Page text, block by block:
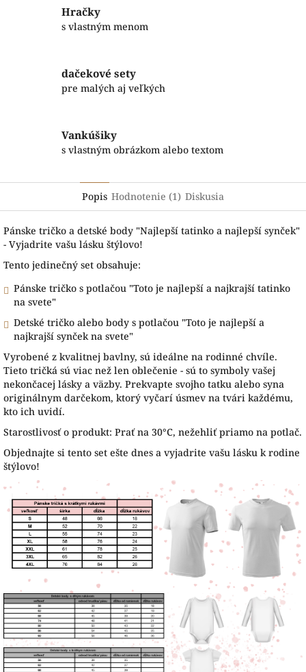
Hračky
s vlastným menom
dačekové sety
pre malých aj veľkých
Vankúšiky
s vlastným obrázkom alebo textom
Popis Hodnotenie (1) Diskusia
Pánske tričko a detské body "Najlepší tatinko a najlepší synček"
- Vyjadrite vašu lásku štýlovo!
Tento jedinečný set obsahuje:
Pánske tričko s potlačou "Toto je najlepší a najkrajší tatinko
na svete"
Detské tričko alebo body s potlačou "Toto je najlepší a
najkrajší synček na svete"
Vyrobené z kvalitnej bavlny, sú ideálne na rodinné chvíle.
Tieto tričká sú viac než len oblečenie - sú to symboly vašej
nekončacej lásky a väzby. Prekvapte svojho tatku alebo syna
originálnym darčekom, ktorý vyčarí úsmev na tvári každému,
kto ich uvidí.
Starostlivosť o produkt: Prať na 30°C, nežehliť priamo na potlač.
Objednajte si tento set ešte dnes a vyjadrite vašu lásku k rodine
štýlovo!